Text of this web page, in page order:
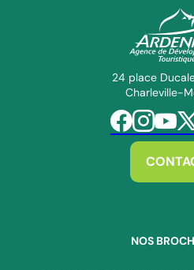
24 place
Charleville-
Suivez-nous
Suivez-
NOS